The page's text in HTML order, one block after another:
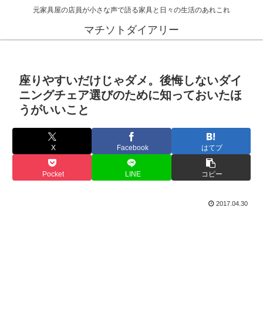
元家具屋の店員が小さな声で語る家具と日々の生活のあれこれ
マチソトダイアリー
座りやすいだけじゃダメ。後悔しないダイ
ニングチェア選びのために知っておいたほ
うがいいこと
X Facebook はてブ
Pocket LINE コピー
2017.04.30